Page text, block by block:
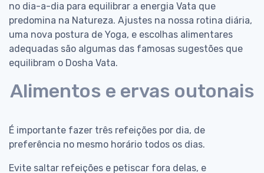
no dia-a-dia para equilibrar a energia Vata que
predomina na Natureza. Ajustes na nossa rotina diária,
uma nova postura de Yoga, e escolhas alimentares
adequadas são algumas das famosas sugestões que
equilibram o Dosha Vata.
Alimentos e ervas outonais
É importante fazer três refeições por dia, de
preferência no mesmo horário todos os dias.
Evite saltar refeições e petiscar fora delas, e